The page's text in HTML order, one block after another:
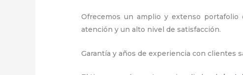
Ofrecemos un amplio y extenso portafolio
atención y un alto nivel de satisfacción.
Garantía y años de experiencia con clientes